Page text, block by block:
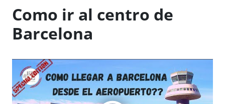
Como ir al centro de
Barcelona